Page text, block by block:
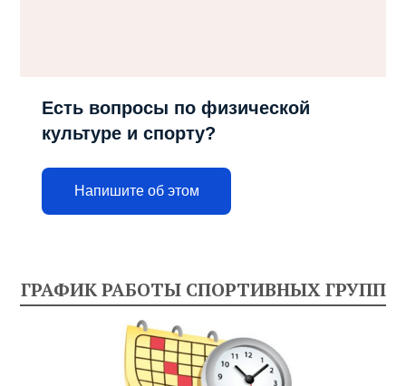
Есть вопросы по физической
культуре и спорту?
Напишите об этом
ГРАФИК РАБОТЫ СПОРТИВНЫХ ГРУПП